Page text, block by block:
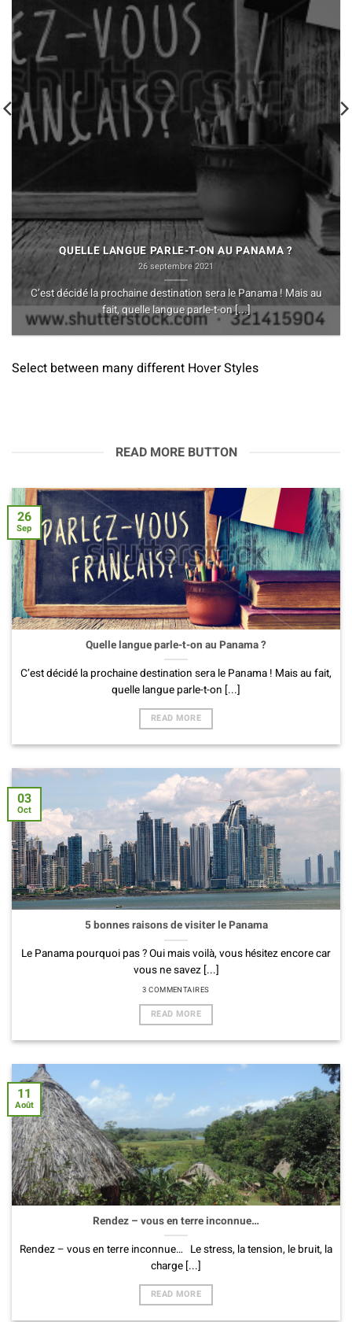
QUELLE LANGUE PARLE-T-ON AU PANAMA ?
26 septembre 2021
C’est décidé la prochaine destination sera le Panama ! Mais au
fait, quelle langue parle-t-on [...]
Select between many different Hover Styles
READ MORE BUTTON
Quelle langue parle-t-on au Panama ?
C’est décidé la prochaine destination sera le Panama ! Mais au fait,
quelle langue parle-t-on [...]
READ MORE
26
Sep
5 bonnes raisons de visiter le Panama
Le Panama pourquoi pas ? Oui mais voilà, vous hésitez encore car
vous ne savez [...]
3 COMMENTAIRES
READ MORE
03
Oct
Rendez – vous en terre inconnue…
Rendez – vous en terre inconnue… Le stress, la tension, le bruit, la
charge [...]
READ MORE
11
Août